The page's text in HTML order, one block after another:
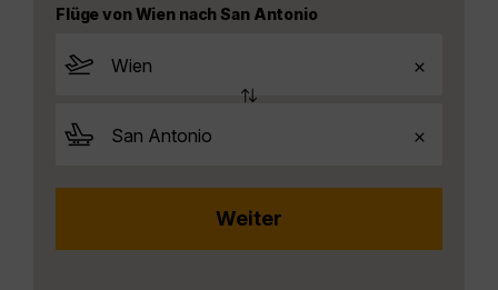
Flüge von Wien nach San Antonio